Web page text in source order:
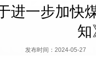
进一步加
知
发布时间：2024-05-27